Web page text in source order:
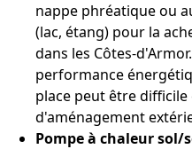
nappe phréatique ou
(lac, étang) pour la
dans les Côtes-
performance
place peut être
d'aménagement
Pompe à chaleur sol/